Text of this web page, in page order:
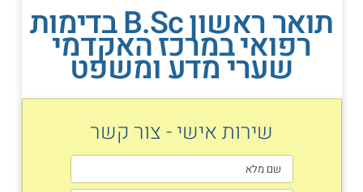
תואר ראשון B.Sc בדימות
רפואי במרכז האקדמי
שערי מדע ומשפט
שירות אישי - צור קשר